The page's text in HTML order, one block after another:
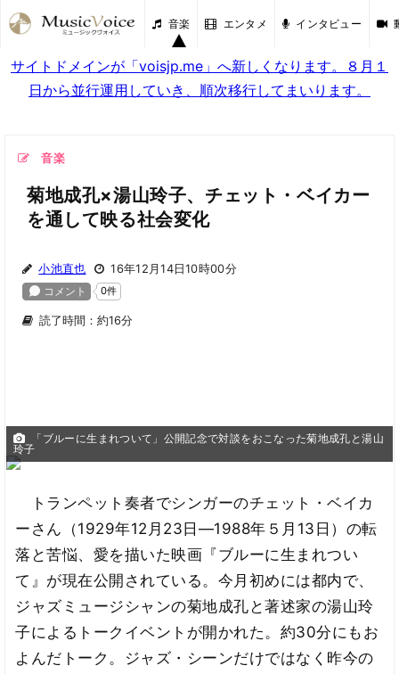
音楽 エンタメ インタビュー
サイトドメインが「voisjp.me」へ新しくなります。８月１
日から並行運用していき、順次移行してまいります。
音楽
菊地成孔×湯山玲子、チェット・ベイカー
を通して映る社会変化
小池直也 16年12月14日10時00分
読了時間：約16分
「ブルーに生まれついて」公開記念で対談をおこなった菊地成孔と湯山
玲子
トランペット奏者でシンガーのチェット・ベイカ
ーさん（1929年12月23日―1988年５月13日）の転
落と苦悩、愛を描いた映画『ブルーに生まれつい
て』が現在公開されている。今月初めには都内で、
ジャズミュージシャンの菊地成孔と著述家の湯山玲
子によるトークイベントが開かれた。約30分にもお
よんだトーク。ジャズ・シーンだけではなく昨今の